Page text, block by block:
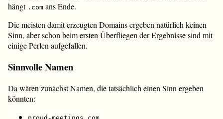
hängt .com ans Ende.
Die meisten damit erzeugten Domains ergeben natürlich keinen
Sinn, aber schon beim ersten Überfliegen der Ergebnisse sind mit
einige Perlen aufgefallen.
Sinnvolle Namen
Da wären zunächst Namen, die tatsächlich einen Sinn ergeben
könnten: